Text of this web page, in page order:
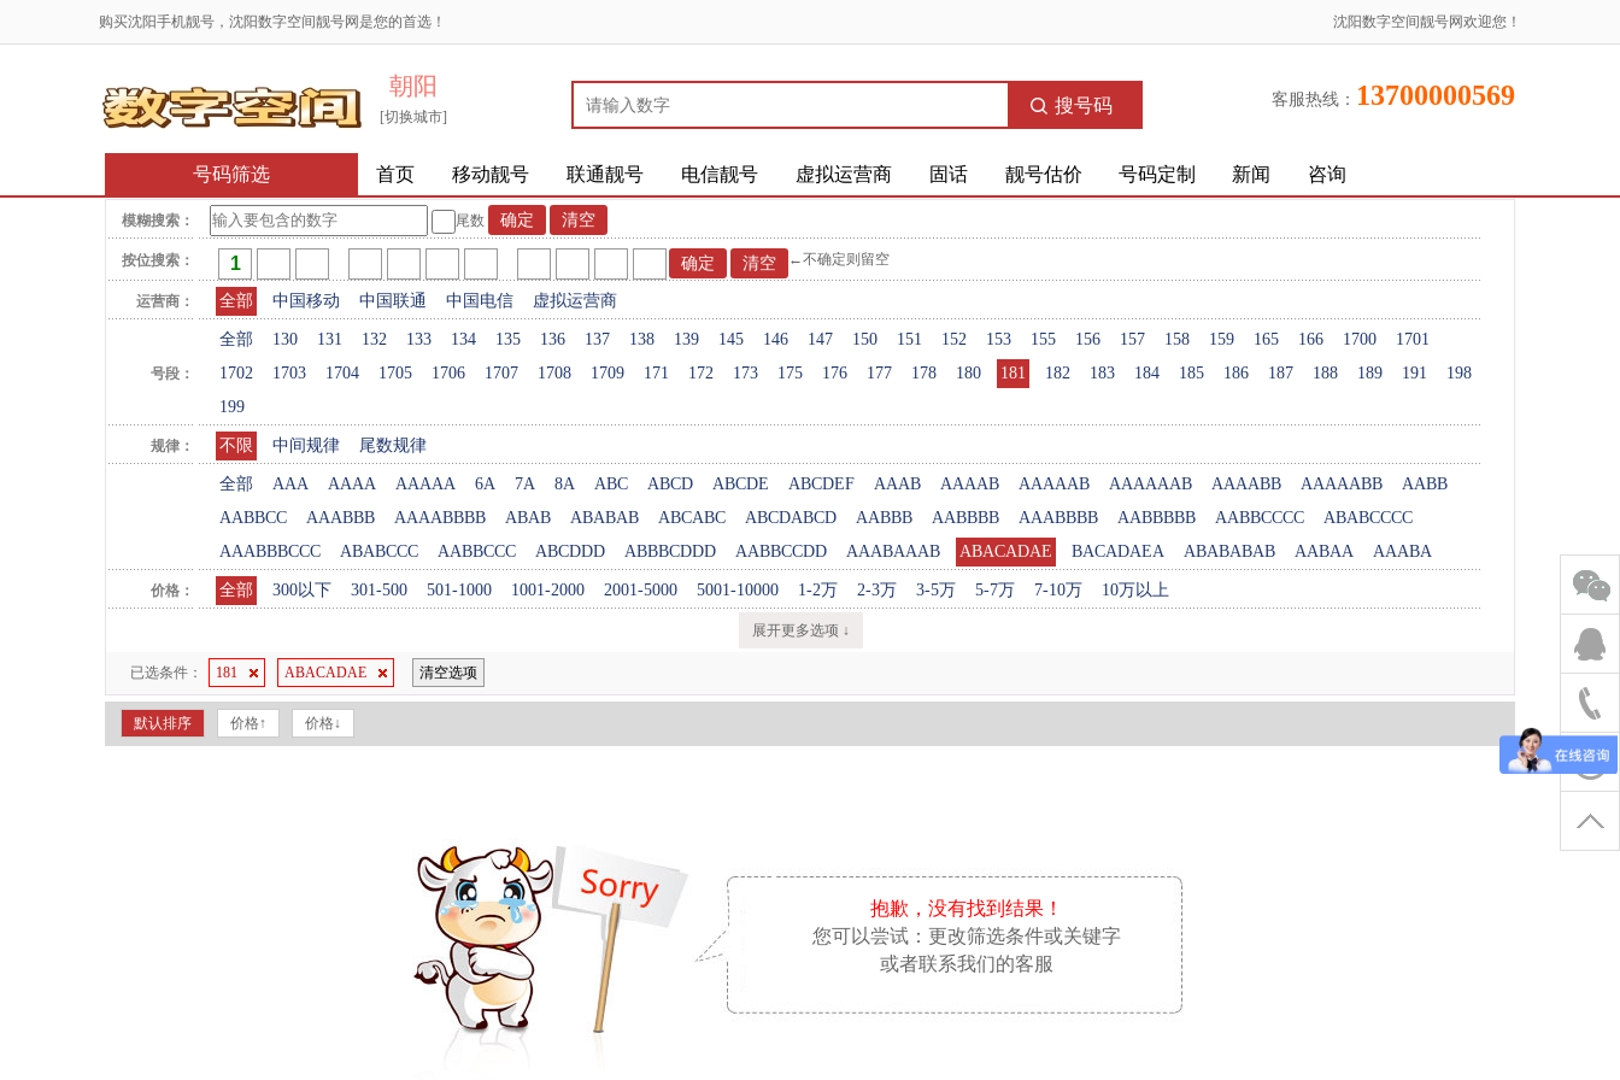
沈阳数字空间靓号网欢迎您！
购买沈阳手机靓号，沈阳数字空间靓号网是您的首选！
朝阳
[切换城市]
搜号码 客服热线： 13700000569
号码筛选 首页 移动靓号 联通靓号 电信靓号 虚拟运营商 固话 靓号估价 号码定制 新闻 咨询
模糊搜索： 尾数
按位搜索： ←不确定则留空
运营商： 全部 中国移动 中国联通 中国电信 虚拟运营商
号段：
全部 130 131 132 133 134 135 136 137 138 139 145 146 147 150 151 152 153 155 156 157 158 159 165 166 1700
1701
1702
1703 1704 1705 1706 1707 1708 1709 171 172 173 175 176 177 178 180 181 182 183 184 185 186 187 188 189 191
198
199
规律： 不限 中间规律 尾数规律
全部 AAA AAAA AAAAA 6A 7A 8A ABC ABCD ABCDE ABCDEF AAAB AAAAB AAAAAB AAAAAAB AAAABB AAAAABB
AABB
AABBCC
AAABBB AAAABBBB ABAB ABABAB ABCABC ABCDABCD AABBB AABBBB AAABBBB AABBBBB AABBCCCC
ABABCCCC
AAABBBCCC
ABABCCC AABBCCC ABCDDD ABBBCDDD AABBCCDD AAABAAAB ABACADAE BACADAEA ABABABAB AABAA AAABA
价格： 全部 300以下 301-500 501-1000 1001-2000 2001-5000 5001-10000 1-2万 2-3万 3-5万 5-7万 7-10万 10万以上
展开更多选项 ↓
已选条件： 181 ABACADAE 清空选项
默认排序 价格↑ 价格↓
抱歉，没有找到结果！
您可以尝试：更改筛选条件或关键字
或者联系我们的客服